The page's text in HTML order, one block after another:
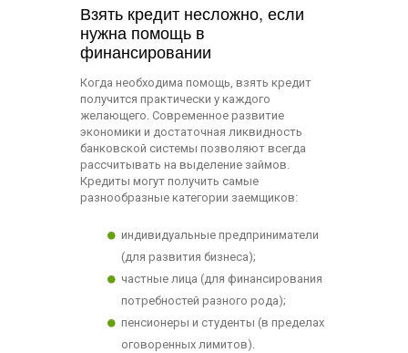
Взять кредит несложно, если
нужна помощь в
финансировании
Когда необходима помощь, взять кредит
получится практически у каждого
желающего. Современное развитие
экономики и достаточная ликвидность
банковской системы позволяют всегда
рассчитывать на выделение займов.
Кредиты могут получить самые
разнообразные категории заемщиков:
индивидуальные предприниматели
(для развития бизнеса);
частные лица (для финансирования
потребностей разного рода);
пенсионеры и студенты (в пределах
оговоренных лимитов).